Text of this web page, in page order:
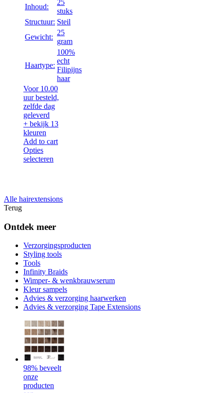
Inhoud:
25
stuks
Structuur: Steil
Gewicht:
25
gram
Haartype:
100%
echt
Filipijns
haar
Voor 10.00
uur besteld,
zelfde dag
geleverd
+ bekijk 13
kleuren
Add to cart
Opties
selecteren
Alle hairextensions
Terug
Ontdek meer
Verzorgingsproducten
Styling tools
Tools
Infinity Braids
Wimper- & wenkbrauwserum
Kleur sampels
Advies & verzorging haarwerken
Advies & verzorging Tape Extensions
98% beveelt
onze
producten